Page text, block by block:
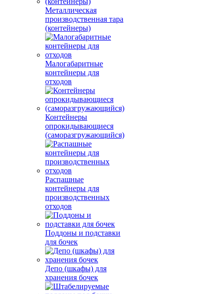
Металлическая
производственная тара
(контейнеры)
Малогабаритные
контейнеры для
отходов
Контейнеры
опрокидывающиеся
(саморазгружающийся)
Распашные
контейнеры для
производственных
отходов
Поддоны и подставки
для бочек
Депо (шкафы) для
хранения бочек